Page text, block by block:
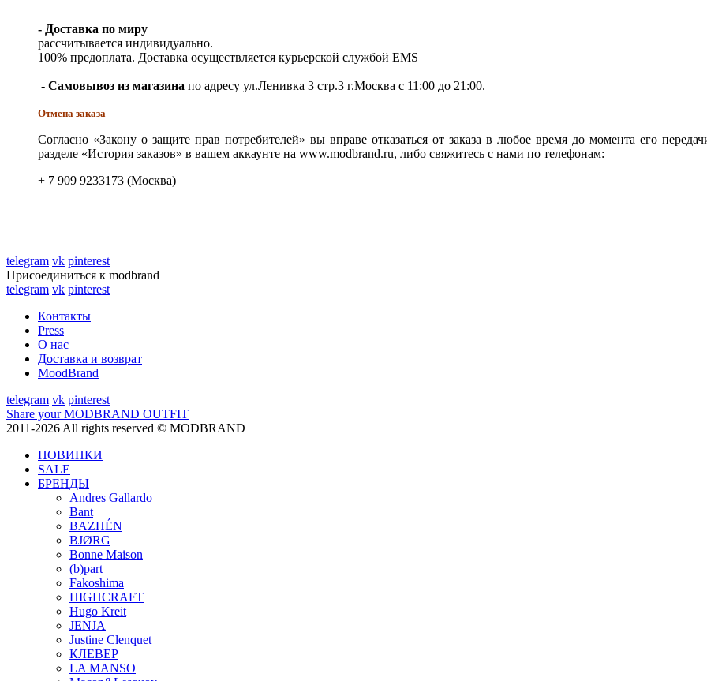
- Доставка по миру
рассчитывается индивидуально.
100% предоплата. Доставка осуществляется курьерской службой EMS
- Самовывоз из магазина по адресу ул.Ленивка 3 стр.3 г.Москва с 11:00 до 21:00.
Отмена заказа
Согласно «Закону о защите прав потребителей» вы вправе отказаться от заказа в любое время до момента его
разделе «История заказов» в вашем аккаунте на www.modbrand.ru, либо свяжитесь с нами по телефонам:
+ 7 909 9233173 (Москва)
telegram vk pinterest
Присоединиться к modbrand
telegram vk pinterest
Контакты
Press
О нас
Доставка и возврат
MoodBrand
telegram vk pinterest
Share your MODBRAND OUTFIT
2011-2026 All rights reserved © MODBRAND
НОВИНКИ
SALE
БРЕНДЫ
Andres Gallardo
Bant
BAZHÉN
BJØRG
Bonne Maison
(b)part
Fakoshima
HIGHCRAFT
Hugo Kreit
JENJA
Justine Clenquet
КЛЕВЕР
LA MANSO